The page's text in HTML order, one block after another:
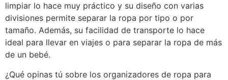
limpiar lo hace muy práctico y su diseño con varias
divisiones permite separar la ropa por tipo o por
tamaño. Además, su facilidad de transporte lo hace
ideal para llevar en viajes o para separar la ropa de más
de un bebé.
¿Qué opinas tú sobre los organizadores de ropa para